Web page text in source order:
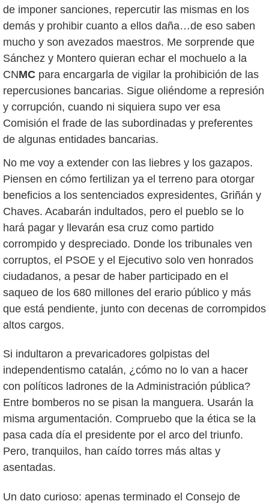
de imponer sanciones, repercutir las mismas en los
demás y prohibir cuanto a ellos daña…de eso saben
mucho y son avezados maestros. Me sorprende que
Sánchez y Montero quieran echar el mochuelo a la
CNMC para encargarla de vigilar la prohibición de las
repercusiones bancarias. Sigue oliéndome a represión
y corrupción, cuando ni siquiera supo ver esa
Comisión el frade de las subordinadas y preferentes
de algunas entidades bancarias.
No me voy a extender con las liebres y los gazapos.
Piensen en cómo fertilizan ya el terreno para otorgar
beneficios a los sentenciados expresidentes, Griñán y
Chaves. Acabarán indultados, pero el pueblo se lo
hará pagar y llevarán esa cruz como partido
corrompido y despreciado. Donde los tribunales ven
corruptos, el PSOE y el Ejecutivo solo ven honrados
ciudadanos, a pesar de haber participado en el
saqueo de los 680 millones del erario público y más
que está pendiente, junto con decenas de corrompidos
altos cargos.
Si indultaron a prevaricadores golpistas del
independentismo catalán, ¿cómo no lo van a hacer
con políticos ladrones de la Administración pública?
Entre bomberos no se pisan la manguera. Usarán la
misma argumentación. Compruebo que la ética se la
pasa cada día el presidente por el arco del triunfo.
Pero, tranquilos, han caído torres más altas y
asentadas.
Un dato curioso: apenas terminado el Consejo de